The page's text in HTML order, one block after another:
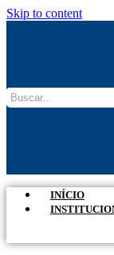
Skip to content
INÍCIO